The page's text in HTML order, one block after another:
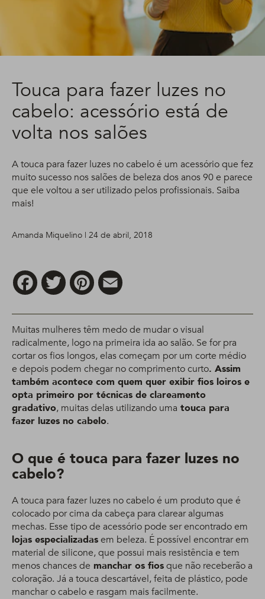
Touca para fazer luzes no
cabelo: acessório está de
volta nos salões
A touca para fazer luzes no cabelo é um acessório que fez
muito sucesso nos salões de beleza dos anos 90 e parece
que ele voltou a ser utilizado pelos profissionais. Saiba
mais!
Amanda Miquelino | 24 de abril, 2018
FacebookTwitter Pinterest
Muitas mulheres têm medo de mudar o visual
radicalmente, logo na primeira ida ao salão. Se for pra
cortar os fios longos, elas começam por um corte médio
e depois podem chegar no comprimento curto. Assim
também acontece com quem quer exibir fios loiros e
opta primeiro por técnicas de clareamento
gradativo, muitas delas utilizando uma touca para
fazer luzes no cabelo.
O que é touca para fazer luzes no
cabelo?
A touca para fazer luzes no cabelo é um produto que é
colocado por cima da cabeça para clarear algumas
mechas. Esse tipo de acessório pode ser encontrado em
lojas especializadasem beleza. É possível encontrar em
material de silicone, que possui mais resistência e tem
menos chances de manchar os fiosque não receberão a
coloração. Já a touca descartável, feita de plástico, pode
manchar o cabelo e rasgam mais facilmente.